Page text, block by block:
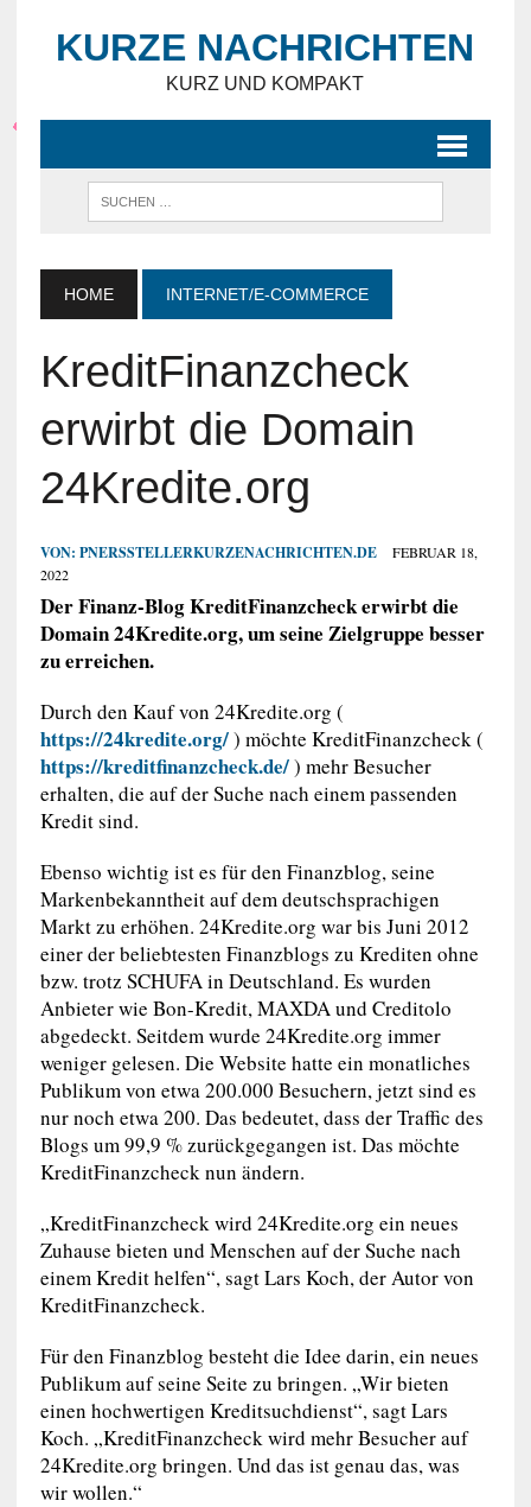
KURZE NACHRICHTEN
KURZ UND KOMPAKT
HOME INTERNET/E-COMMERCE
KreditFinanzcheck
erwirbt die Domain
24Kredite.org
VON: PNERSSTELLERKURZENACHRICHTEN.DE
FEBRUAR 18,
2022
Der Finanz-Blog KreditFinanzcheck erwirbt die
Domain 24Kredite.org, um seine Zielgruppe besser
zu erreichen.
Durch den Kauf von 24Kredite.org (
https://24kredite.org/) möchte KreditFinanzcheck (
https://kreditfinanzcheck.de/) mehr Besucher
erhalten, die auf der Suche nach einem passenden
Kredit sind.
Ebenso wichtig ist es für den Finanzblog, seine
Markenbekanntheit auf dem deutschsprachigen
Markt zu erhöhen. 24Kredite.org war bis Juni 2012
einer der beliebtesten Finanzblogs zu Krediten ohne
bzw. trotz SCHUFA in Deutschland. Es wurden
Anbieter wie Bon-Kredit, MAXDA und Creditolo
abgedeckt. Seitdem wurde 24Kredite.org immer
weniger gelesen. Die Website hatte ein monatliches
Publikum von etwa 200.000 Besuchern, jetzt sind es
nur noch etwa 200. Das bedeutet, dass der Traffic des
Blogs um 99,9 % zurückgegangen ist. Das möchte
KreditFinanzcheck nun ändern.
„KreditFinanzcheck wird 24Kredite.org ein neues
Zuhause bieten und Menschen auf der Suche nach
einem Kredit helfen“, sagt Lars Koch, der Autor von
KreditFinanzcheck.
Für den Finanzblog besteht die Idee darin, ein neues
Publikum auf seine Seite zu bringen. „Wir bieten
einen hochwertigen Kreditsuchdienst“, sagt Lars
Koch. „KreditFinanzcheck wird mehr Besucher auf
24Kredite.org bringen. Und das ist genau das, was
wir wollen.“